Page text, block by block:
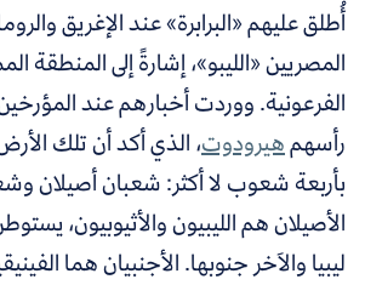
أُطلق عليهم «البرابرة» عند الإغريق
المصريين «الليبو»، إشارةً إلى المنطقة
الفرعونية. ووردت أخبارهم عند
رأسهمهيرودوت، الذي أكد أن تلك
بأربعة شعوب لا أكثر: شعبان أصيلان
الأصيلان هم الليبيون والأثيوبيون،
ليبيا والاَخر جنوبها. الأجنبيان هما